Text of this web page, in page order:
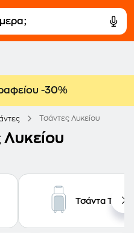
-30%
Τσάντες Λυκείου
Λυκείου
Τσάντα